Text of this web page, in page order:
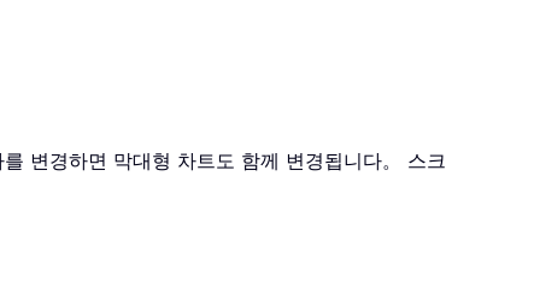
변경하면 막대형 차트도 함께 변경됩니다。 스크